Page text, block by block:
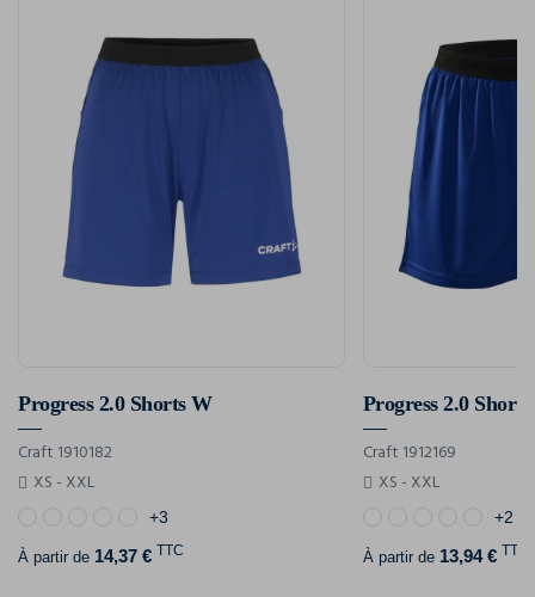
Progress 2.0 Shorts W
Craft 1910182
XS - XXL
+3
À partir de 14,37 € TTC
Progress 2.0 Short
Craft 1912169
XS - XXL
+2
À partir de 13,94 € TTC